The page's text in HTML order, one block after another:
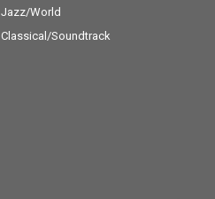
Jazz/World
Classical/Soundtrack